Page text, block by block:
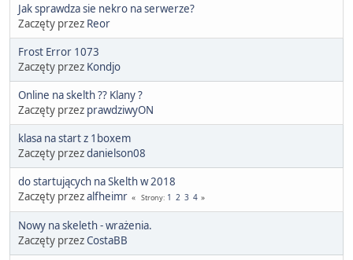
Jak sprawdza sie nekro na serwerze?
Zaczęty przez Reor
Frost Error 1073
Zaczęty przez Kondjo
Online na skelth ?? Klany ?
Zaczęty przez prawdziwyON
klasa na start z 1boxem
Zaczęty przezdanielson08
do startujących na Skelth w 2018
Zaczęty przezalfheimr Strony 1 2 3 4
Nowy na skeleth - wrażenia.
Zaczęty przezCostaBB